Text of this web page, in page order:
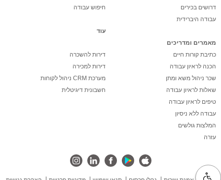
דרושים בכירים
עבודה היברידית
מאמרים ומדריכים
כתיבת קורות חיים
הכנה לראיון עבודה
שכר ניהול משא ומתן
שאלות לראיון עבודה
טיפים לראיון עבודה
עבודה ללא ניסיון
המלצות גולשים
עזרה
חיפוש עבודה
עוד
דירות להשכרה
דירות למכירה
מערכת CRM ניהול לקוחות
חשבונית דיגיטלית